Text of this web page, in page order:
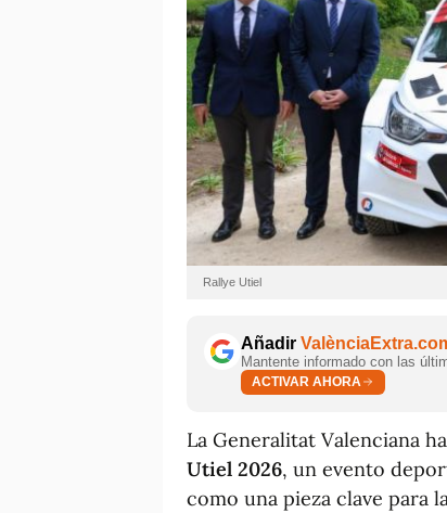
Rallye Utiel
Añadir
Mantente informado con las
ACTIVAR AHORA
La Generalitat Valenciana
Utiel 2026, un evento
como una pieza clave para